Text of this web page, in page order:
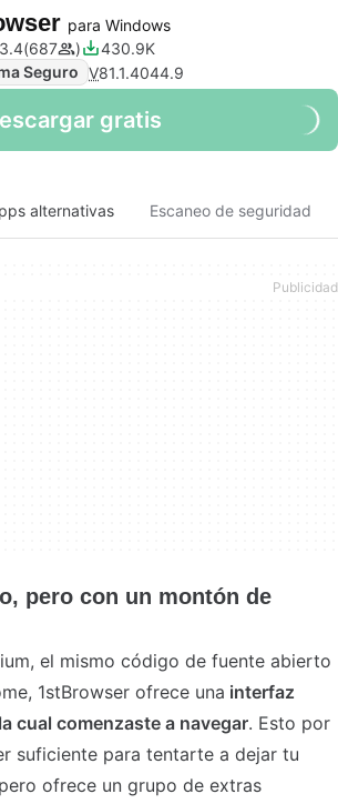
para Windows
3.4 687
430.9K
Seguro V81.1.4044.9
gratis
alternativas Escaneo de seguridad
pero con un montón de
el mismo código de fuente abierto
1stBrowser ofrece una interfaz
cual comenzaste a navegar. Esto por
suficiente para tentarte a dejar tu
ofrece un grupo de extras